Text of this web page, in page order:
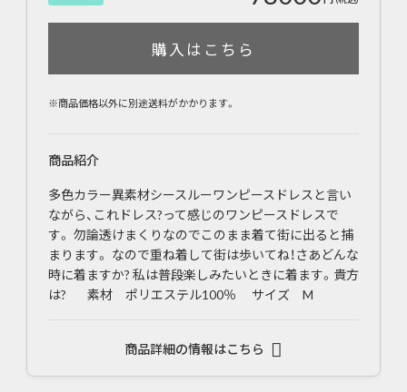
購入はこちら
※商品価格以外に別途送料がかかります。
商品紹介
多色カラー異素材シースルーワンピースドレスと言い
ながら、これドレス?って感じのワンピースドレスで
す。 勿論透けまくりなのでこのまま着て街に出ると捕
まります。 なので重ね着して街は歩いてね！さあどんな
時に着ますか? 私は普段楽しみたいときに着ます。貴方
は? 素材 ポリエステル100％ サイズ M
商品詳細の情報はこちら